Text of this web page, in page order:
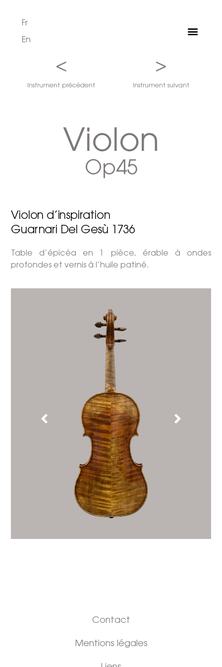
Fr
En
<
Instrument précédent
>
Instrument suivant
Violon
Op45
Violon d’inspiration
Guarnari Del Gesù 1736
Table d’épicéa en 1 pièce, érable à ondes
profondes et vernis à l’huile patiné.
Contact
Mentions légales